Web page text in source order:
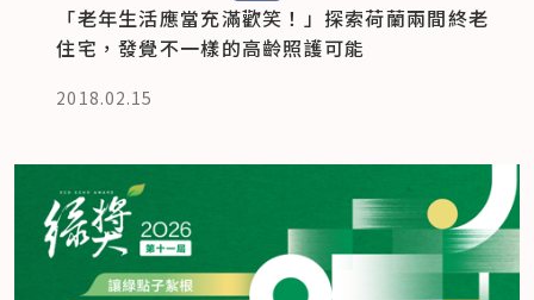
「老年生活應當充滿歡笑！」探索荷蘭兩間終老
住宅，發覺不一樣的高齡照護可能
2018.02.15